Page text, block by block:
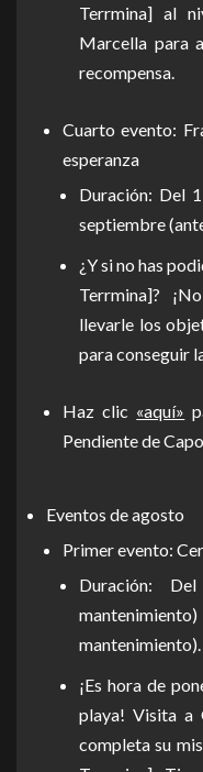
Terrmina] al
Marcella para
recompensa.
Cuarto evento:
esperanza
Duración: Del
septiembre
¿Y si no has
Terrmina]?
llevarle los
para conseguir
Haz clic «aquí»
Pendiente de
Eventos de agosto
Primer evento:
Duración:
mantenimiento).
¡Es hora de
playa! Visita a
completa su